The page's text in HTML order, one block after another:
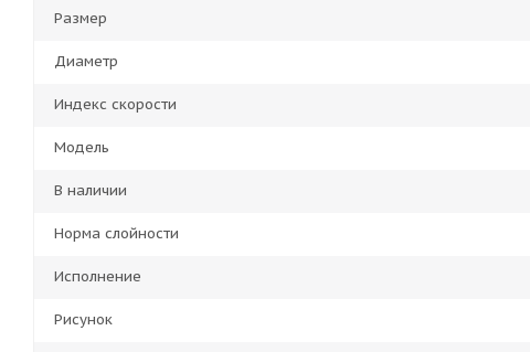
Размер
Диаметр
Индекс скорости
Модель
В наличии
Норма слойности
Исполнение
Рисунок